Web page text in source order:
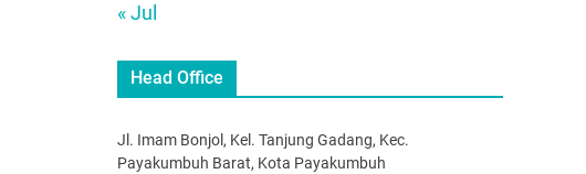
« Jul
Head Office
Jl. Imam Bonjol, Kel. Tanjung Gadang, Kec.
Payakumbuh Barat, Kota Payakumbuh